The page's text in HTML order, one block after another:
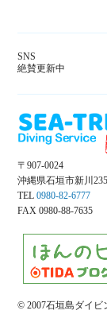
SNS
絶賛更新中
〒907-0024
沖縄県石垣市新川
TEL 0980-82-6777
FAX 0980-88-7635
© 2007石垣島ダイビ